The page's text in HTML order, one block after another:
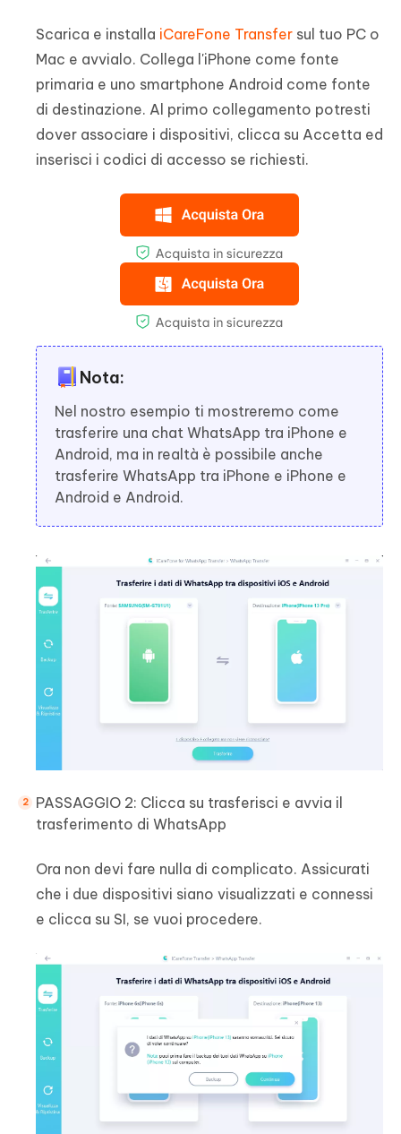
Scarica e installa iCareFone Transfer sul tuo PC o
Mac e avvialo. Collega l'iPhone come fonte
primaria e uno smartphone Android come fonte
di destinazione. Al primo collegamento potresti
dover associare i dispositivi, clicca su Accetta ed
inserisci i codici di accesso se richiesti.
Nota:
Nel nostro esempio ti mostreremo come
trasferire una chat WhatsApp tra iPhone e
Android, ma in realtà è possibile anche
trasferire WhatsApp tra iPhone e iPhone e
Android e Android.
PASSAGGIO 2: Clicca su trasferisci e avvia il
trasferimento di WhatsApp
Ora non devi fare nulla di complicato. Assicurati
che i due dispositivi siano visualizzati e connessi
e clicca su SI, se vuoi procedere.